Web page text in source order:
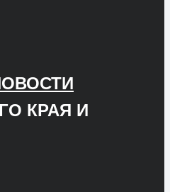
КРАЯ И